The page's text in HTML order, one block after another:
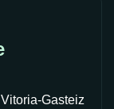
Gasteiz